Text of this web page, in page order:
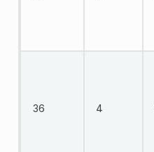
36 4